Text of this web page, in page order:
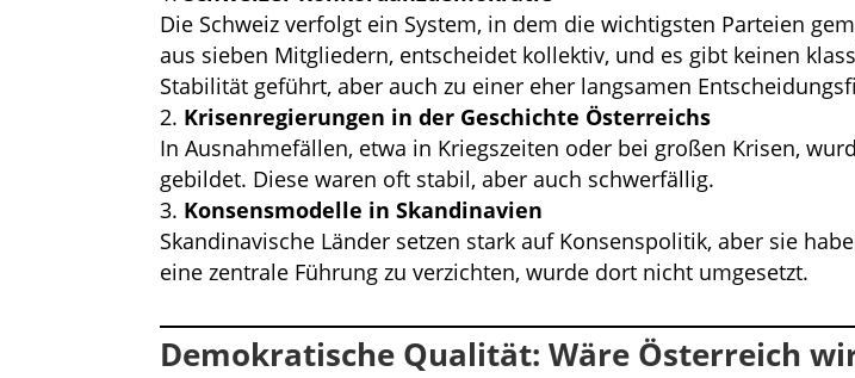
Die Schweiz verfolgt ein System, in dem die wichtigsten Parteien
aus sieben Mitgliedern, entscheidet kollektiv, und es gibt keinen
Stabilität geführt, aber auch zu einer eher langsamen
Krisenregierungen in der Geschichte Österreichs
In Ausnahmefällen, etwa in Kriegszeiten oder bei großen Krisen,
gebildet. Diese waren oft stabil, aber auch schwerfällig.
Konsensmodelle in Skandinavien
Skandinavische Länder setzen stark auf Konsenspolitik, aber sie
eine zentrale Führung zu verzichten, wurde dort nicht umgesetzt.
Demokratische Qualität: Wäre Österreich